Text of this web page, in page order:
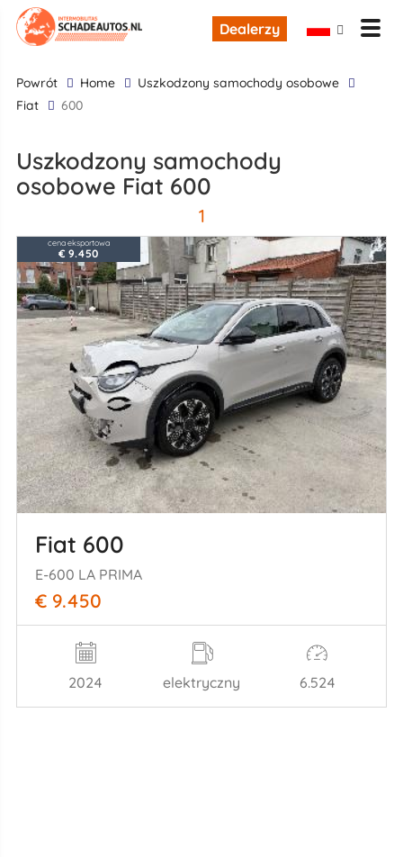
Dealerzy
powrót Home
uszkodzony samochody osobowe
Fiat
600
uszkodzony samochody
osobowe Fiat 600
1
cena eksportowa
€ 9.450
Fiat 600
E-600 LA PRIMA
€ 9.450
2024 elektryczny 6.524